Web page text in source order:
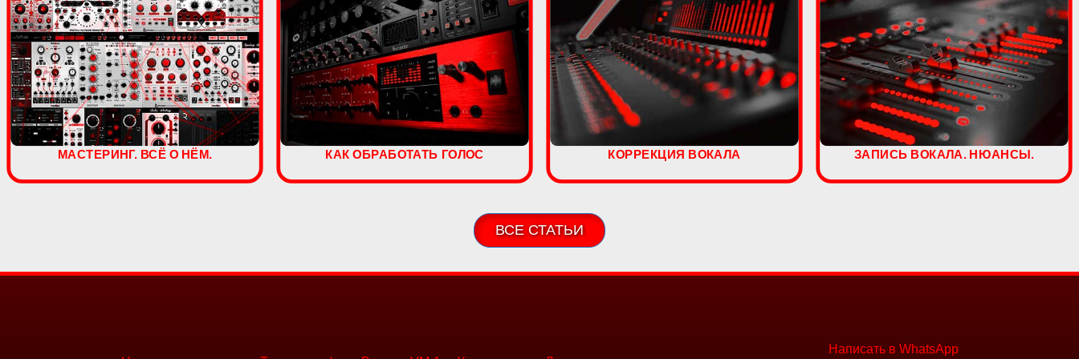
МАСТЕРИНГ. ВСЁ О НЁМ. КАК ОБРАБОТАТЬ ГОЛОС КОРРЕКЦИЯ ВОКАЛА ЗАПИСЬ ВОКАЛА. НЮАНСЫ.
ВСЕ СТАТЬИ
Написать в WhatsApp